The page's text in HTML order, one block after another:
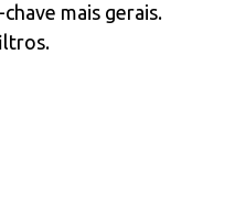
mais gerais.